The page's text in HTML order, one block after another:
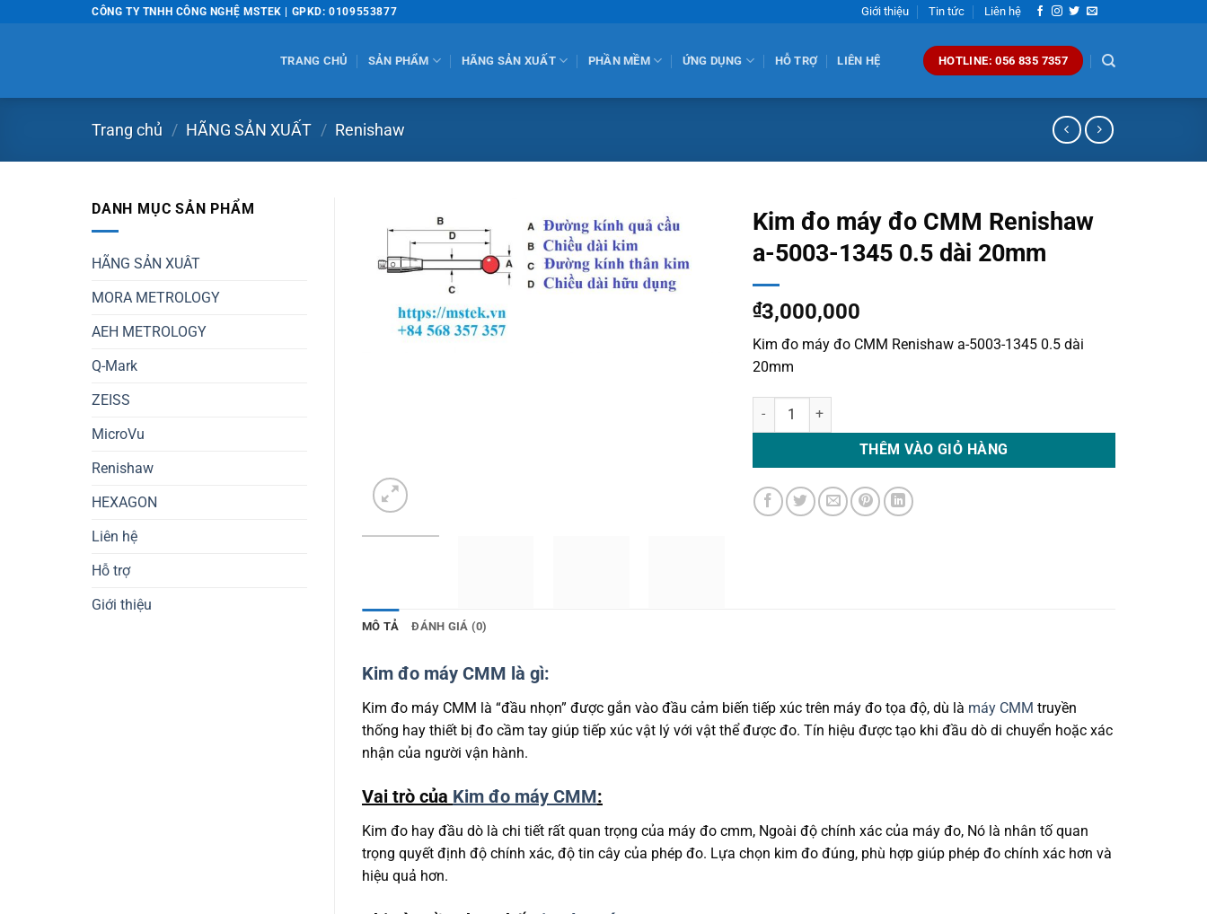
CÔNG TY TNHH CÔNG NGHỆ MSTEK | GPKD: 0109553877 Giới thiệu Tin tức Liên hệ
TRANG CHỦ SẢN PHẨM HÃNG SẢN XUẤT PHẦN MỀM ỨNG DỤNG HỖ TRỢ LIÊN HỆ HOTLINE: 056 835 7357
Trang chủ / HÃNG SẢN XUẤT / Renishaw
DANH MỤC SẢN PHẨM
HÃNG SẢN XUÂT
MORA METROLOGY
AEH METROLOGY
Q-Mark
ZEISS
MicroVu
Renishaw
HEXAGON
Liên hệ
Hỗ trợ
Giới thiệu
Kim đo máy đo CMM Renishaw
a-5003-1345 0.5 dài 20mm
₫3,000,000
Kim đo máy đo CMM Renishaw a-5003-1345 0.5 dài
20mm
Kim đo máy đo CMM Renishaw a-5003-1345 0.5 dài 20mm số lượng
THÊM VÀO GIỎ HÀNG
MÔ TẢ ĐÁNH GIÁ (0)
Kim đo máy CMM là gì:
Kim đo máy CMM là “đầu nhọn” được gắn vào đầu cảm biến tiếp xúc trên máy đo tọa độ, dù là máy CMM truyền
thống hay thiết bị đo cầm tay giúp tiếp xúc vật lý với vật thể được đo. Tín hiệu được tạo khi đầu dò di chuyển hoặc xác
nhận của người vận hành.
Vai trò của Kim đo máy CMM:
Kim đo hay đầu dò là chi tiết rất quan trọng của máy đo cmm, Ngoài độ chính xác của máy đo, Nó là nhân tố quan
trọng quyết định độ chính xác, độ tin cây của phép đo. Lựa chọn kim đo đúng, phù hợp giúp phép đo chính xác hơn và
hiệu quả hơn.